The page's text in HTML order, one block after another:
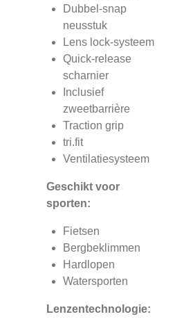
Dubbel-snap
neusstuk
Lens lock-systeem
Quick-release
scharnier
Inclusief
zweetbarrière
Traction grip
tri.fit
Ventilatiesysteem
Geschikt voor
sporten:
Fietsen
Bergbeklimmen
Hardlopen
Watersporten
Lenzentechnologie: